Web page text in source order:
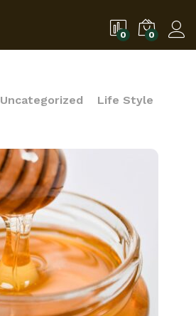
0 0
Uncategorized Life Style